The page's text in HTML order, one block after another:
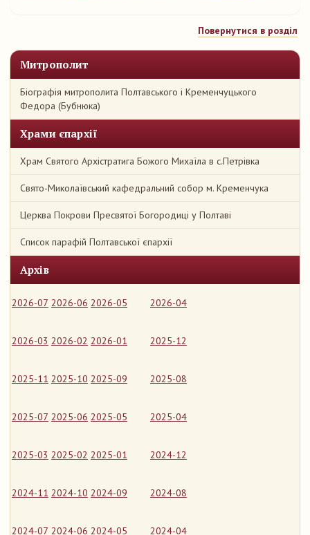
Митрополит
Біографія митрополита Полтавського і Кременчуцького
Федора (Бубнюка)
Храми єпархії
Храм Святого Архістратига Божого Михаїла в с.Петрівка
Свято-Миколаївський кафедральний собор м. Кременчука
Церква Покрови Пресвятої Богородиці у Полтаві
Список парафій Полтавської єпархії
Архів
2026-07 2026-06 2026-05 2026-04
2026-03 2026-02 2026-01 2025-12
2025-11 2025-10 2025-09 2025-08
2025-07 2025-06 2025-05 2025-04
2025-03 2025-02 2025-01 2024-12
2024-11 2024-10 2024-09 2024-08
2024-07 2024-06 2024-05 2024-04
Повернутися в розділ